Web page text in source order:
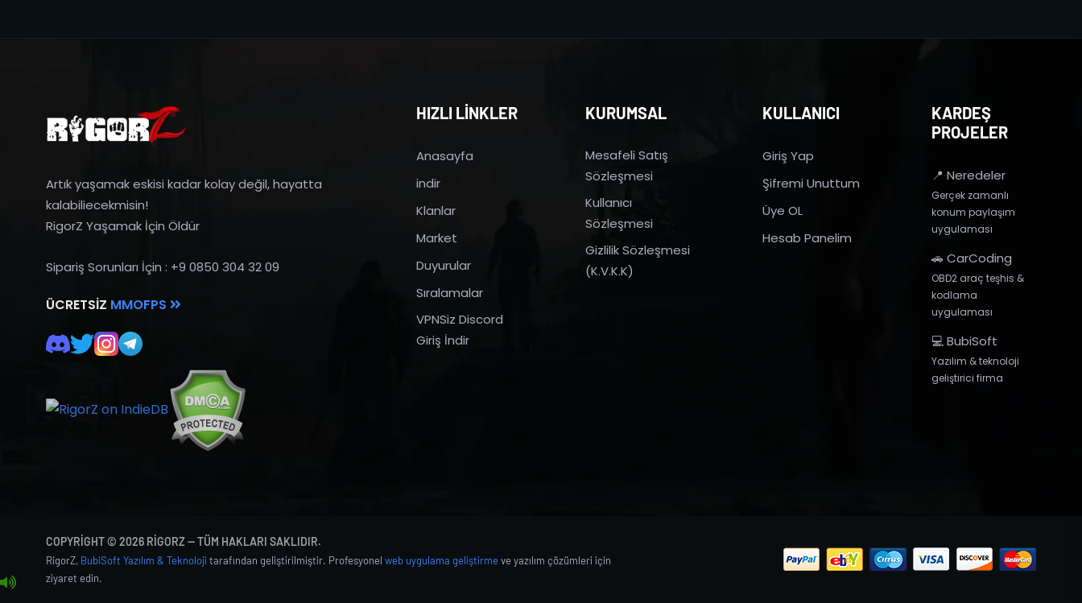
Artık yaşamak eskisi kadar kolay değil, hayatta
kalabiliecekmisin!
RigorZ Yaşamak İçin Öldür
Sipariş Sorunları İçin : +9 0850 304 32 09
ÜCRETSIZ MMOFPS
HIZLI LİNKLER
Anasayfa
indir
Klanlar
Market
Duyurular
Sıralamalar
VPNSiz Discord
Giriş İndir
KURUMSAL
Mesafeli Satış
Sözleşmesi
Kullanıcı
Sözleşmesi
Gizlilik Sözleşmesi
(K.V.K.K)
KULLANICI
Giriş Yap
Şifremi Unuttum
Üye OL
Hesab Panelim
KARDEŞ
PROJELER
📍 Neredeler
Gerçek zamanlı
konum paylaşım
uygulaması
🚗 CarCoding
OBD2 araç teşhis &
kodlama
uygulaması
💻 BubiSoft
Yazılım & teknoloji
geliştirici firma
COPYRIGHT © 2026 RIGORZ — TÜM HAKLARI SAKLIDIR.
RigorZ, BubiSoft Yazılım & Teknoloji tarafından geliştirilmiştir. Profesyonel web uygulama geliştirmeve yazılım çözümleri için
ziyaret edin.